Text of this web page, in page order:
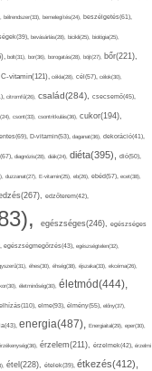
bélrendszer(33), bemelegítés(24), beszélgetés(61),
bevásárlás(28), bicikli(25), biológia(25),
bolt(31), bor(36), borogatás(28), böjt(27), bőr(221),
C-vitamin(121), cékla(28), cél(57), célok(30),
citromfű(26), család(284), csecsemő(45),
csont(33), csontritkulás(36), cukor(194),
D-vitamin(53), daganat(36), dekoráció(41),
diagnózis(28), diák(24), diéta(395), dió(50),
duzzanat(27), E-vitamin(25), eb(26), ebéd(57), ecet(38),
edzőterem(42),
egészséges(246), egészséges
egészségmegőrzés(43), egészségtelen(32),
éhes(30), éhség(38), éjszaka(33), ekcéma(26),
életminőség(30), életmód(444),
elhízás(110), elme(93), élmény(55), előny(37),
energia(487), Energiaital(29), eper(30),
érzelem(211), érzelmek(42), érzelmi
étel(228), ételek(39), étkezés(412),